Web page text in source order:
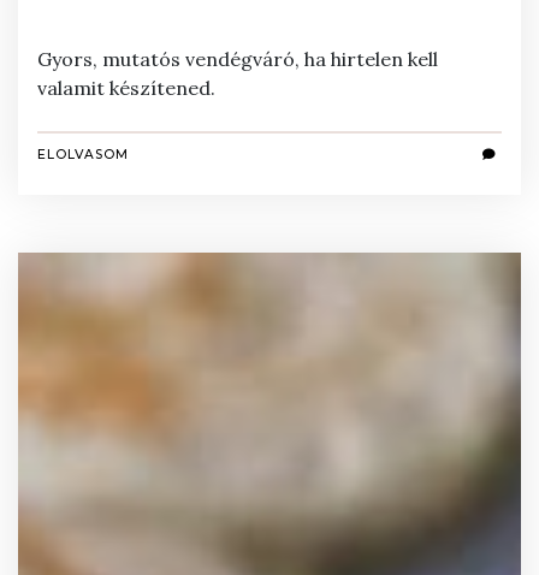
Gyors, mutatós vendégváró, ha hirtelen kell
valamit készítened.
ELOLVASOM